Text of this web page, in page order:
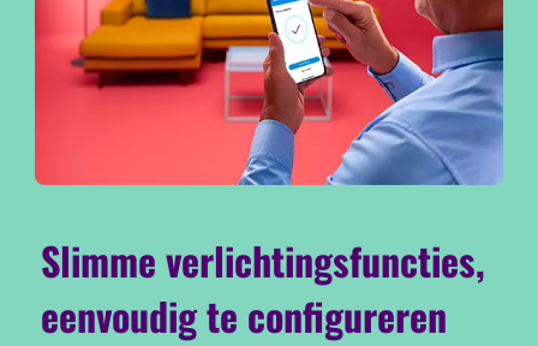
Slimme verlichtingsfuncties,
eenvoudig te configureren